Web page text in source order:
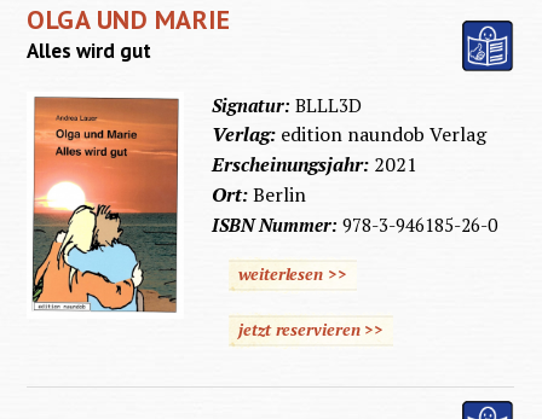
OLGA UND MARIE
Alles wird gut
Signatur:BLLL3D
Verlag: edition naundob Verlag
Erscheinungsjahr: 2021
Ort:Berlin
ISBN Nummer:978-3-946185-26-0
weiterlesen >>
jetzt reservieren >>